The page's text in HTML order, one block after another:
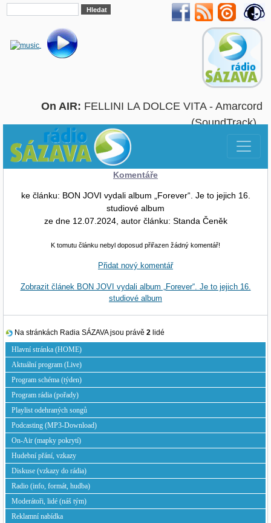
On AIR: FELLINI LA DOLCE VITA - Amarcord
(SoundTrack)
Komentáře
ke článku: BON JOVI vydali album „Forever“. Je to jejich 16.
studiové album
ze dne 12.07.2024, autor článku: Standa Čeněk
K tomutu článku nebyl doposud přiřazen žádný komentář!
Přidat nový komentář
Zobrazit článek BON JOVI vydali album „Forever“. Je to jejich 16.
studiové album
Na stránkách Radia SÁZAVA jsou právě 2 lidé
Hlavní stránka (HOME)
Aktuální program (Live)
Program schéma (týden)
Program rádia (pořady)
Playlist odehraných songů
Podcasting (MP3-Download)
On-Air (mapky pokrytí)
Hudební přání, vzkazy
Diskuse (vzkazy do rádia)
Radio (info, formát, hudba)
Moderátoři, lidé (náš tým)
Reklamní nabídka